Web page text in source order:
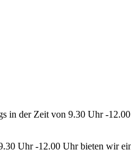
in der Zeit von 9.30 Uhr -
Uhr -12.00 Uhr bieten wir